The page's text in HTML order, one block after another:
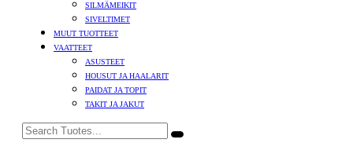
SILMÄMEIKIT
SIVELTIMET
MUUT TUOTTEET
VAATTEET
ASUSTEET
HOUSUT JA HAALARIT
PAIDAT JA TOPIT
TAKIT JA JAKUT